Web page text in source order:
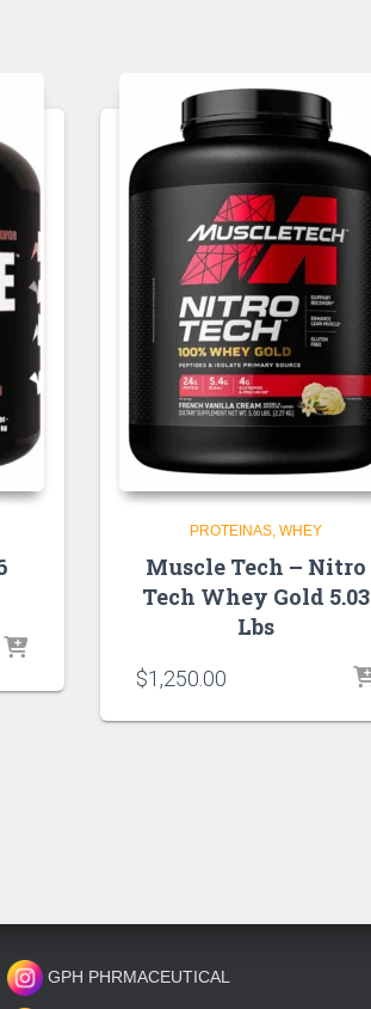
PROTEINAS WHEY
Muscle Tech – Nitro
Tech Whey Gold 5.03
Lbs
$1,250.00
GPH PHRMACEUTICAL